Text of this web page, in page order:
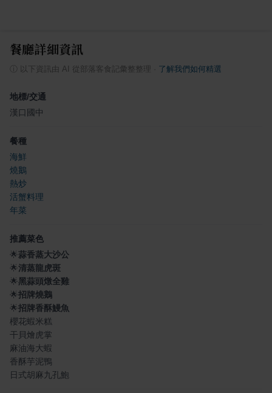
餐廳詳細資訊
以下資訊由 AI 從部落客食記彙整整理 了解我們如何精選
地標/交通
漢口國中
餐種
海鮮
燒鵝
熱炒
活蟹料理
年菜
推薦菜色
🌟蒜香蒸大沙公
🌟清蒸龍虎斑
🌟黑蒜頭燉全雞
🌟招牌燒鵝
🌟招牌香酥鰻魚
櫻花蝦米糕
干貝燴虎掌
麻油海大蝦
香酥芋泥鴨
日式胡麻九孔鮑